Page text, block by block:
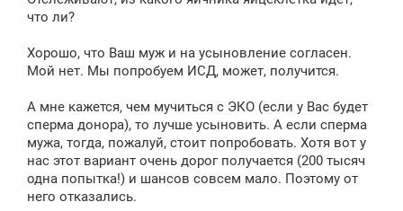
что ли?
Хорошо, что Ваш муж и на усыновление согласен.
Мой нет. Мы попробуем ИСД, может, получится.
А мне кажется, чем мучиться с ЭКО (если у Вас будет
сперма донора), то лучше усыновить. А если сперма
мужа, тогда, пожалуй, стоит попробовать. Хотя вот у
нас этот вариант очень дорог получается (200 тысяч
одна попытка!) и шансов совсем мало. Поэтому от
него отказались.